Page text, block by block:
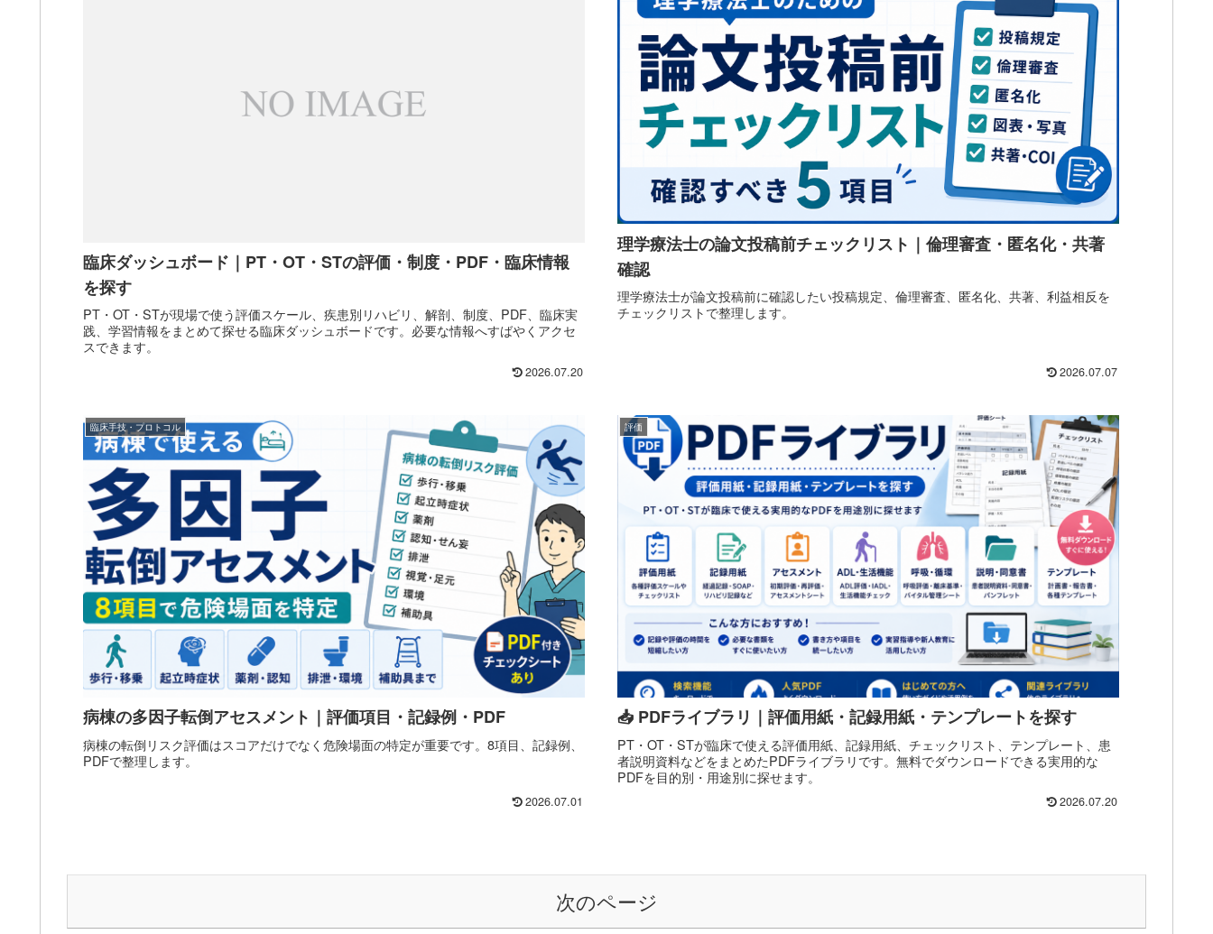
臨床ダッシュボード｜PT・OT・STの評価・制度・PDF・臨床情報
を探す
PT・OT・STが現場で使う評価スケール、疾患別リハビリ、解剖、制度、PDF、臨床実
践、学習情報をまとめて探せる臨床ダッシュボードです。必要な情報へすばやくアクセ
スできます。
2026.07.20
理学療法士の論文投稿前チェックリスト｜倫理審査・匿名化・共著
確認
理学療法士が論文投稿前に確認したい投稿規定、倫理審査、匿名化、共著、利益相反を
チェックリストで整理します。
2026.07.07
臨床手技・プロトコル
病棟の多因子転倒アセスメント｜評価項目・記録例・PDF
病棟の転倒リスク評価はスコアだけでなく危険場面の特定が重要です。8項目、記録例、
PDFで整理します。
2026.07.01
評価
📥 PDFライブラリ｜評価用紙・記録用紙・テンプレートを探す
PT・OT・STが臨床で使える評価用紙、記録用紙、チェックリスト、テンプレート、患
者説明資料などをまとめたPDFライブラリです。無料でダウンロードできる実用的な
PDFを目的別・用途別に探せます。
2026.07.20
次のページ